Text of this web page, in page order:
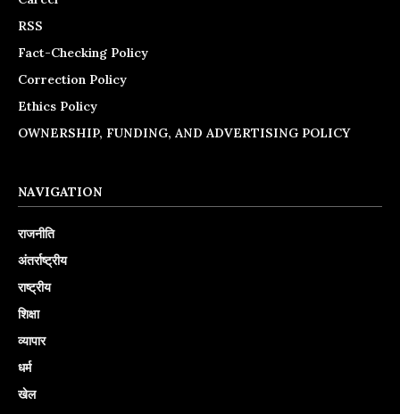
RSS
Fact-Checking Policy
Correction Policy
Ethics Policy
OWNERSHIP, FUNDING, AND ADVERTISING POLICY
NAVIGATION
राजनीति
अंतर्राष्ट्रीय
राष्ट्रीय
शिक्षा
व्यापार
धर्म
खेल